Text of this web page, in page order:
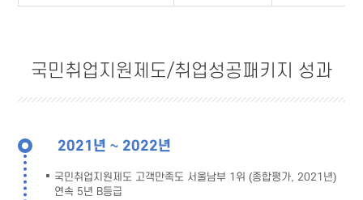
국민취업지원제도/취업성공패키지 성과
2021년 ~ 2022년
국민취업지원제도 고객만족도 서울남부 1위 (종합평가, 2021년)
연속 5년 B등급